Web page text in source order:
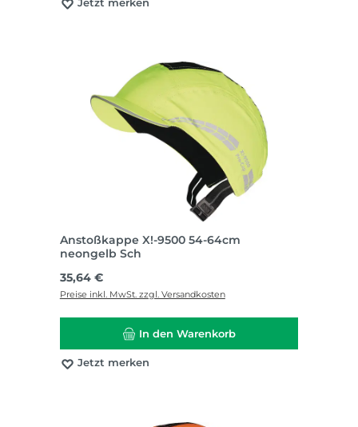
Jetzt merken
Anstoßkappe X!-9500 54-64cm
neongelb Sch
Regulärer Preis:
35,64 €
Preise inkl. MwSt. zzgl. Versandkosten
In den Warenkorb
Jetzt merken